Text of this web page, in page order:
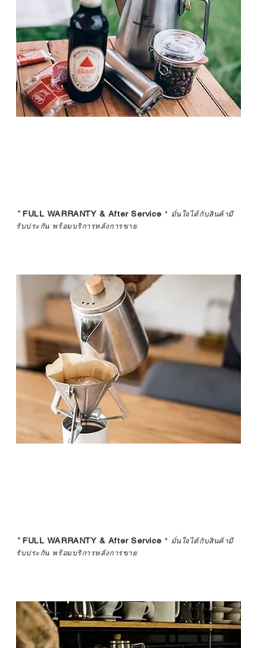
*FULL WARRANTY & After Service * มั่นใจได้กับสินค้ามี
รับประกัน พร้อมบริการหลังการขาย
*FULL WARRANTY & After Service * มั่นใจได้กับสินค้ามี
รับประกัน พร้อมบริการหลังการขาย